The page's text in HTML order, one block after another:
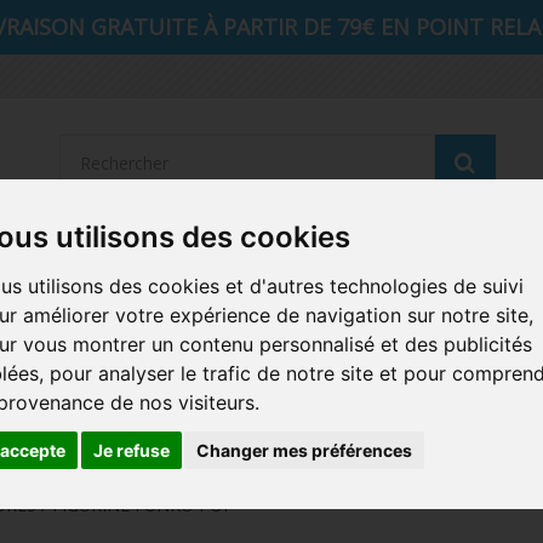
utilisons des cookies
utilisons des cookies et d'autres technologies de suivi
améliorer votre expérience de navigation sur notre site,
vous montrer un contenu personnalisé et des publicités
pour analyser le trafic de notre site et pour
de nos visiteurs.
Je refuse Changer mes préférences
GRATUITE À PARTIR DE 79€ EN POINT
AUTRES COMICS MUSIQUE SPORTS POP
FUNKO HOME FUNKO VINYL SODA RETRO
CARTE A JOUER
/ FIGURINE FUNKO POP